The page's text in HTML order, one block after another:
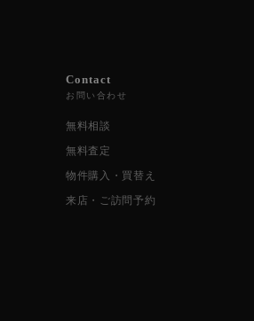
Contact
お問い合わせ
無料相談
無料査定
物件購入・買替え
来店・ご訪問予約